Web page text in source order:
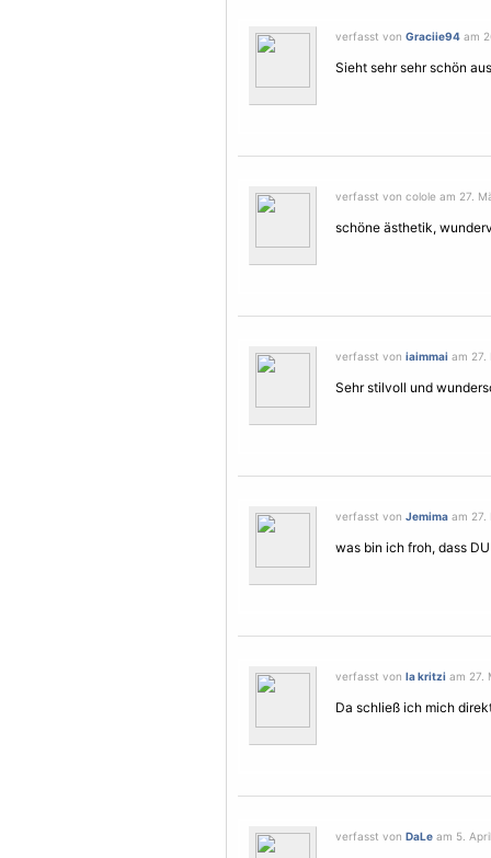
verfasst von Graciie94 am
Sieht sehr sehr schön
verfasst von colole am 27.
schöne ästhetik,
verfasst von iaimmai am 27.
Sehr stilvoll und
verfasst von Jemima am 27.
was bin ich froh, dass
verfasst von la kritzi am 27.
Da schließ ich mich
verfasst von DaLe am 5.